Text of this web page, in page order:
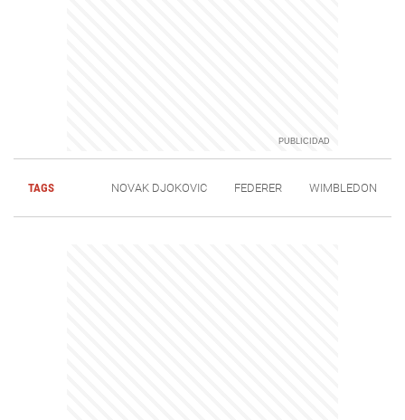
TAGS NOVAK DJOKOVIC FEDERER WIMBLEDON